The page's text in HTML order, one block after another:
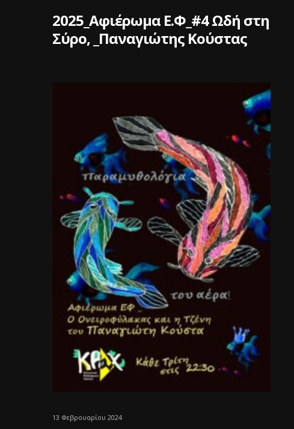
2025_Αφιέρωμα Ε.Φ_#4 Ωδή στη
Σύρο, _Παναγιώτης Κούστας
13 Φεβρουαρίου 2024